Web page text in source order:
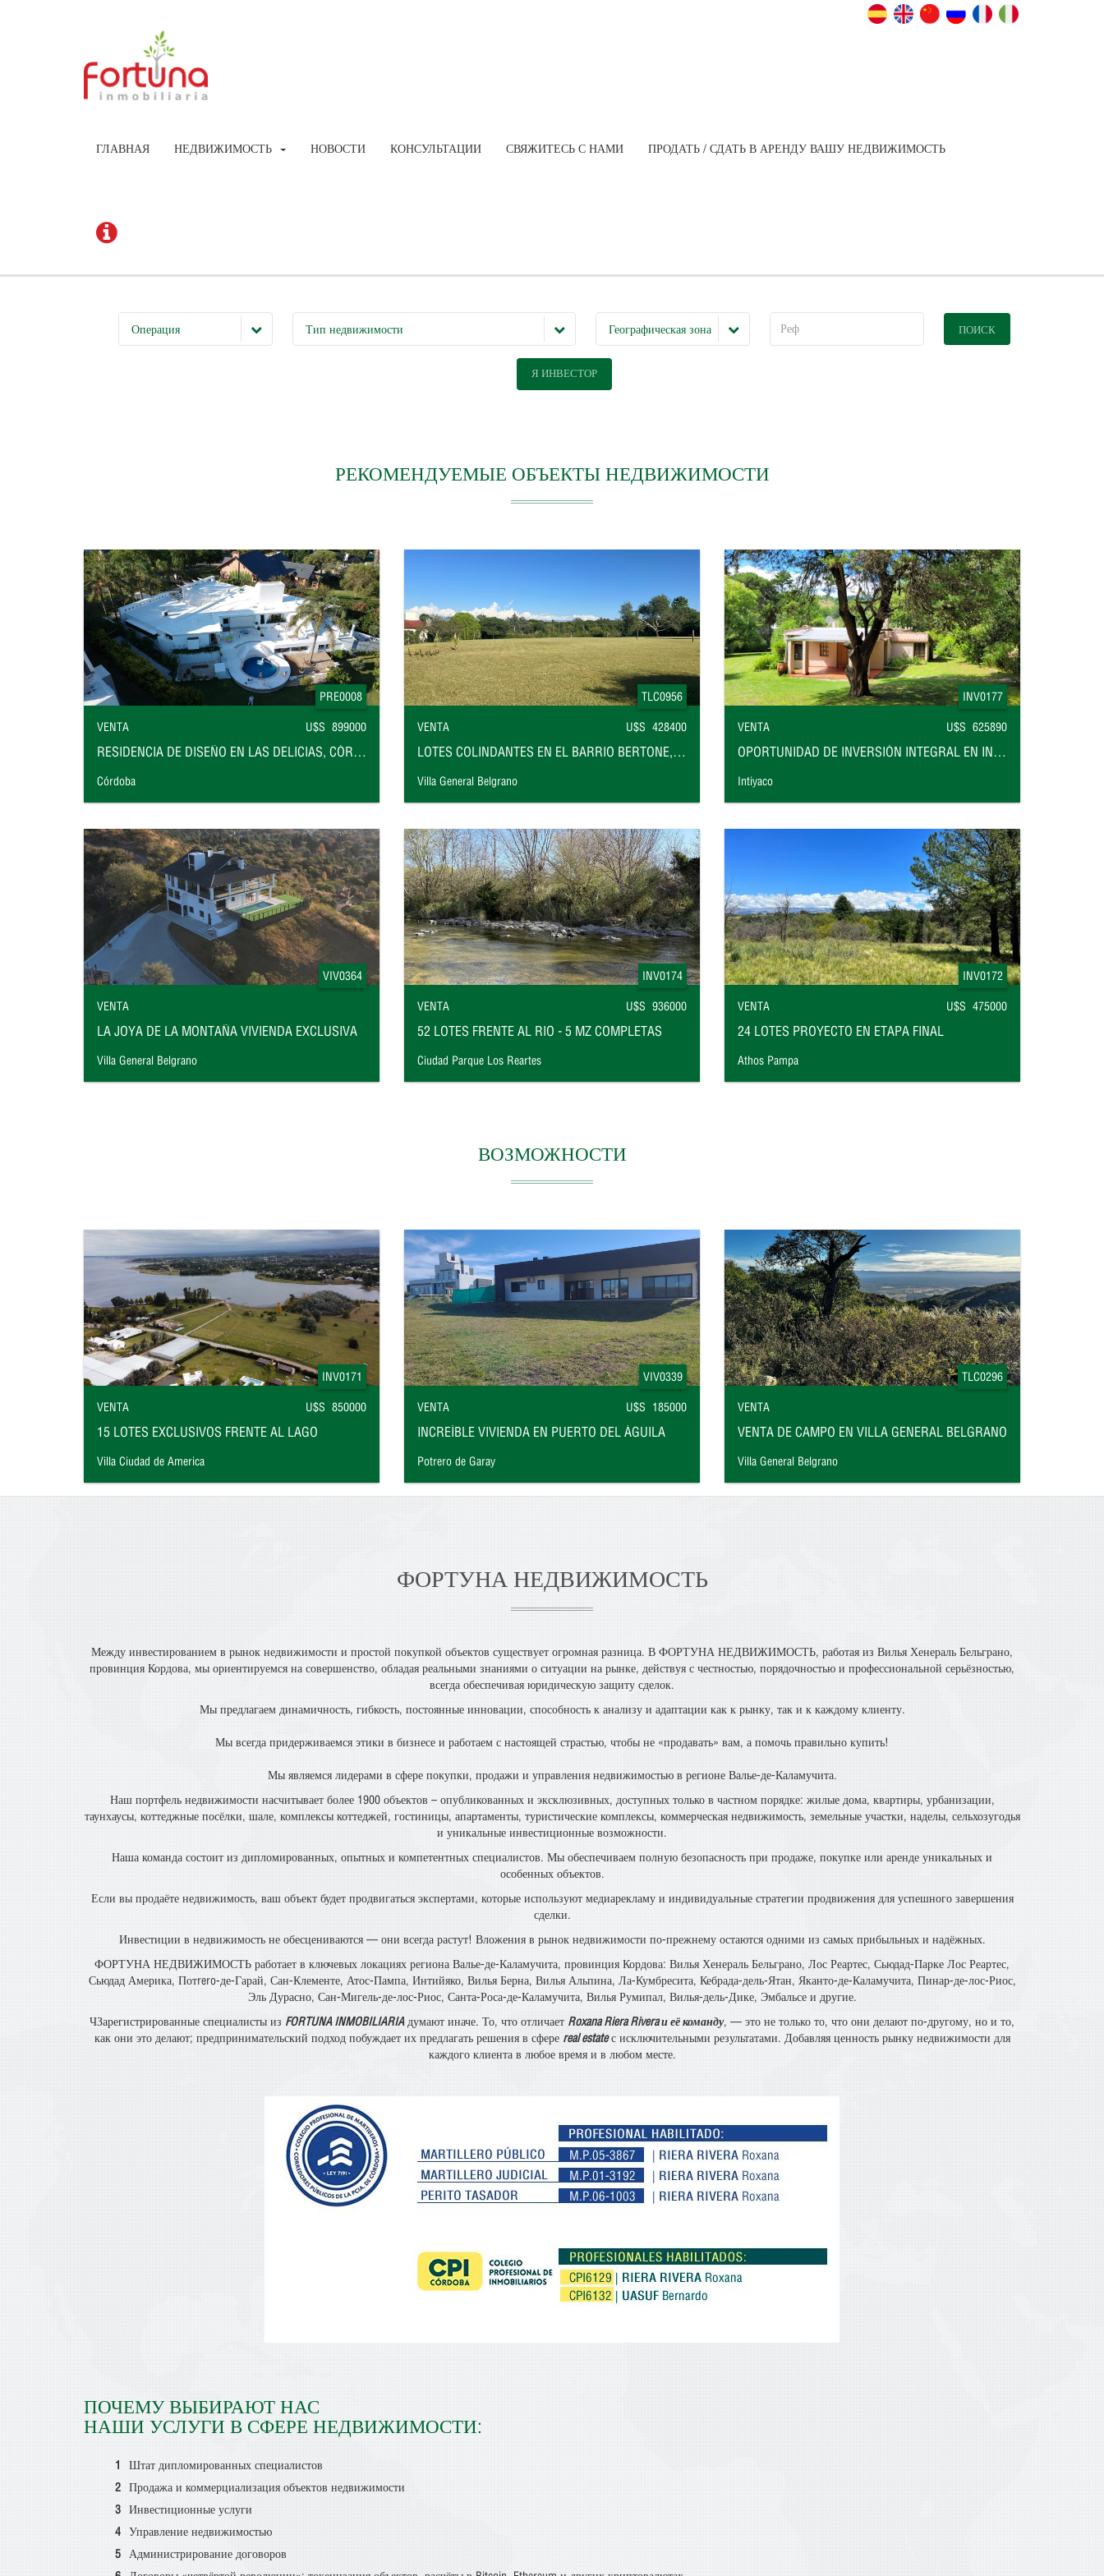
ГЛАВНАЯ НЕДВИЖИМОСТЬ НОВОСТИ КОНСУЛЬТАЦИИ СВЯЖИТЕСЬ С НАМИ ПРОДАТЬ / СДАТЬ В АРЕНДУ ВАШУ НЕДВИЖИМОСТЬ
Операция Тип недвижимости Географическая зона ПОИСК
Я ИНВЕСТОР
РЕКОМЕНДУЕМЫЕ ОБЪЕКТЫ НЕДВИЖИМОСТИ
PRE0008
VENTA U$S 899000
RESIDENCIA DE DISEÑO EN LAS DELICIAS, CÓRDOBA
Córdoba
TLC0956
VENTA U$S 428400
LOTES COLINDANTES EN EL BARRIO BERTONE, VILLA GENERAL BELGRANO
Villa General Belgrano
INV0177
VENTA U$S 625890
OPORTUNIDAD DE INVERSIÓN INTEGRAL EN INTIYACO FRENTE AL RÍO
Intiyaco
VIV0364
VENTA
LA JOYA DE LA MONTAÑA VIVIENDA EXCLUSIVA
Villa General Belgrano
INV0174
VENTA U$S 936000
52 LOTES FRENTE AL RIO - 5 MZ COMPLETAS
Ciudad Parque Los Reartes
INV0172
VENTA U$S 475000
24 LOTES PROYECTO EN ETAPA FINAL
Athos Pampa
ВОЗМОЖНОСТИ
INV0171
VENTA U$S 850000
15 LOTES EXCLUSIVOS FRENTE AL LAGO
Villa Ciudad de America
VIV0339
VENTA U$S 185000
INCREÍBLE VIVIENDA EN PUERTO DEL ÁGUILA
Potrero de Garay
TLC0296
VENTA
VENTA DE CAMPO EN VILLA GENERAL BELGRANO
Villa General Belgrano
ФОРТУНА НЕДВИЖИМОСТЬ
Между инвестированием в рынок недвижимости и простой покупкой объектов существует огромная разница. В ФОРТУНА НЕДВИЖИМОСТЬ, работая из Вилья Хенераль Бельграно,
провинция Кордова, мы ориентируемся на совершенство, обладая реальными знаниями о ситуации на рынке, действуя с честностью, порядочностью и профессиональной серьёзностью,
всегда обеспечивая юридическую защиту сделок.
Мы предлагаем динамичность, гибкость, постоянные инновации, способность к анализу и адаптации как к рынку, так и к каждому клиенту.
Мы всегда придерживаемся этики в бизнесе и работаем с настоящей страстью, чтобы не «продавать» вам, а помочь правильно купить!
Мы являемся лидерами в сфере покупки, продажи и управления недвижимостью в регионе Валье-де-Каламучита.
Наш портфель недвижимости насчитывает более 1900 объектов – опубликованных и эксклюзивных, доступных только в частном порядке: жилые дома, квартиры, урбанизации,
таунхаусы, коттеджные посёлки, шале, комплексы коттеджей, гостиницы, апартаменты, туристические комплексы, коммерческая недвижимость, земельные участки, наделы, сельхозугодья
и уникальные инвестиционные возможности.
Наша команда состоит из дипломированных, опытных и компетентных специалистов. Мы обеспечиваем полную безопасность при продаже, покупке или аренде уникальных и
особенных объектов.
Если вы продаёте недвижимость, ваш объект будет продвигаться экспертами, которые используют медиарекламу и индивидуальные стратегии продвижения для успешного завершения
сделки.
Инвестиции в недвижимость не обесцениваются — они всегда растут! Вложения в рынок недвижимости по-прежнему остаются одними из самых прибыльных и надёжных.
ФОРТУНА НЕДВИЖИМОСТЬ работает в ключевых локациях региона Валье-де-Каламучита, провинция Кордова: Вилья Хенераль Бельграно, Лос Реартес, Сьюдад-Парке Лос Реартес,
Сьюдад Америка, Потrero-де-Гарай, Сан-Клементе, Атос-Пампа, Интийяко, Вилья Берна, Вилья Альпина, Ла-Кумбресита, Кебрада-дель-Ятан, Яканто-де-Каламучита, Пинар-де-лос-Риос,
Эль Дурасно, Сан-Мигель-де-лос-Риос, Санта-Роса-де-Каламучита, Вилья Румипал, Вилья-дель-Дике, Эмбальсе и другие.
ЧЗарегистрированные специалисты из FORTUNA INMOBILIARIAдумают иначе. То, что отличает Roxana Riera Rivera и её команду, — это не только то, что они делают по-другому, но и то,
как они это делают; предпринимательский подход побуждает их предлагать решения в сфере real estateс исключительными результатами. Добавляя ценность рынку недвижимости для
каждого клиента в любое время и в любом месте.
ПОЧЕМУ ВЫБИРАЮТ НАС
НАШИ УСЛУГИ В СФЕРЕ НЕДВИЖИМОСТИ:
Штат дипломированных специалистов
Продажа и коммерциализация объектов недвижимости
Инвестиционные услуги
Управление недвижимостью
Администрирование договоров